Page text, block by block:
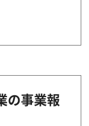
の事業報